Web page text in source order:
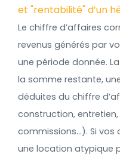
et "rentabilité" d’un
Le chiffre d’affaires
revenus générés par
une période donnée.
la somme restante,
déduites du chiffre
construction,
commissions…). Si
une location atypique